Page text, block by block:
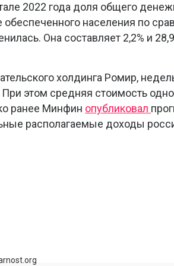
2022 года доля общего
обеспеченного населения по
Она составляет 2,2% и
холдинга Ромир,
этом средняя стоимость
ранее Минфин опубликовал
располагаемые доходы